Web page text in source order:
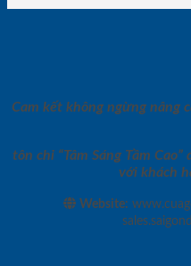
Cam kết không ngừng nâng
tôn chỉ “Tâm Sáng Tầm
với khách
Website: